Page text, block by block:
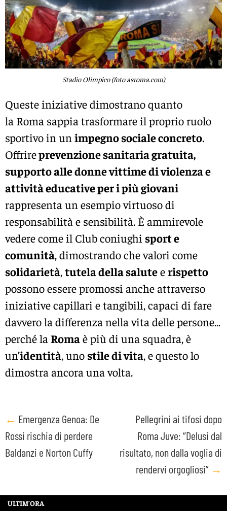
Stadio Olimpico (foto asroma.com)
Queste iniziative dimostrano quanto
la Roma sappia trasformare il proprio ruolo
sportivo in un impegno sociale concreto.
Offrireprevenzione sanitaria gratuita,
supporto alle donne vittime di violenza e
attività educative per i più giovani
rappresenta un esempio virtuoso di
responsabilità e sensibilità. È ammirevole
vedere come il Club coniughi sport e
comunità, dimostrando che valori come
solidarietà,tutela della saluteerispetto
possono essere promossi anche attraverso
iniziative capillari e tangibili, capaci di fare
davvero la differenza nella vita delle persone…
perché la Romaè più di una squadra, è
un’identità, uno stile di vita, e questo lo
dimostra ancora una volta.
Post
navigation
← Emergenza Genoa: De
Rossi rischia di perdere
Baldanzi e Norton Cuffy
Pellegrini ai tifosi dopo
Roma Juve: “Delusi dal
risultato, non dalla voglia di
rendervi orgogliosi” →
ULTIM’ORA